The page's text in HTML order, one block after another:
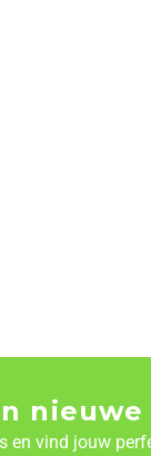
nieuwe
en vind jouw